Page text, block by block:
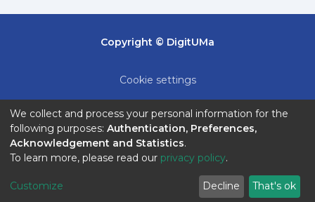
Copyright © DigitUMa
Cookie settings
End User Agreement
Send Feedback
We collect and process your personal information for the
following purposes: Authentication, Preferences,
Acknowledgement and Statistics.
To learn more, please read our privacy policy.
Customize Decline That's ok